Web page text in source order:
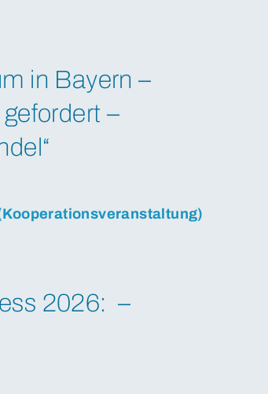
in Bayern –
–
2026: –